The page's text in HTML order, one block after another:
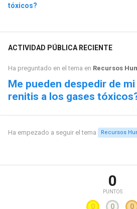
tóxicos?
ACTIVIDAD PÚBLICA RECIENTE
Ha preguntado en el tema en Recursos
Me pueden despedir de
renitis a los gases
Ha empezado a seguir el tema Recursos
0
PUNTOS
0 0 0